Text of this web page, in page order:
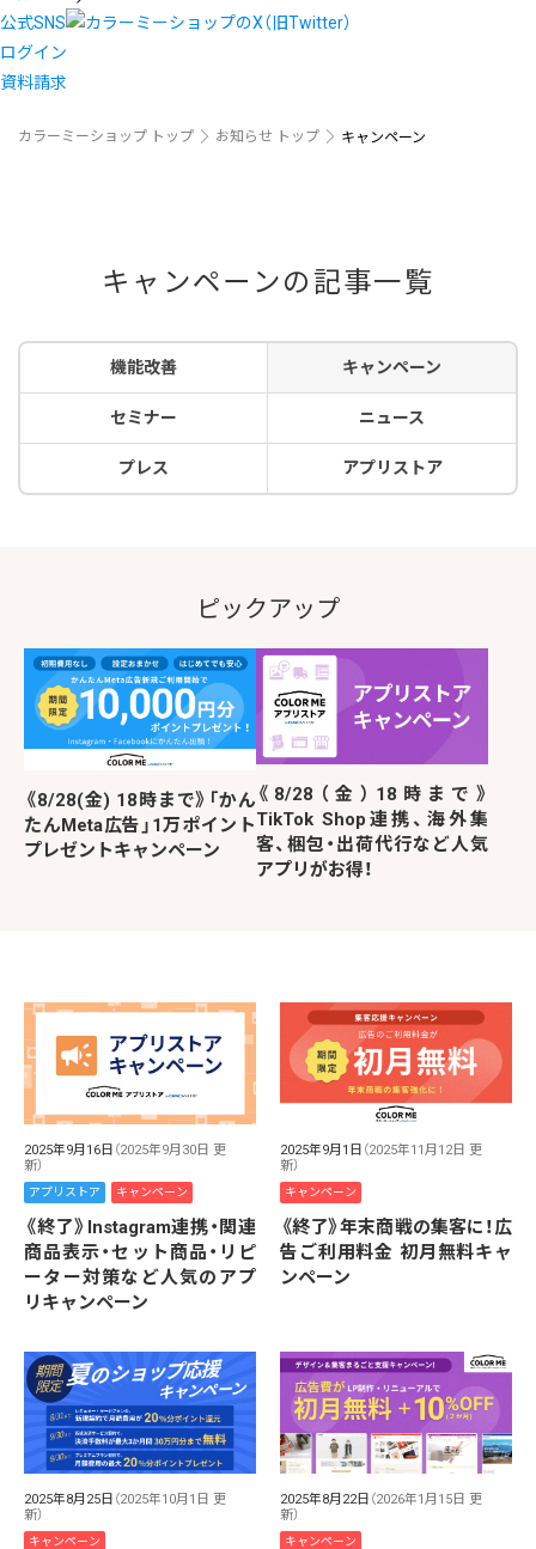
公式SNS
ログイン
資料請求
カラーミーショップ トップ お知らせ トップ キャンペーン
キャンペーンの記事一覧
機能改善 キャンペーン
セミナー ニュース
プレス アプリストア
ピックアップ
《8/28(金) 18時まで》「かん
たんMeta広告」1万ポイント
プレゼントキャンペーン
《8/28（金）18時まで》
TikTok Shop連携、海外集
客、梱包・出荷代行など人気
アプリがお得！
2025年9月16日 （2025年9月30日 更
新）
アプリストア キャンペーン
《終了》Instagram連携・関連
商品表示・セット商品・リピ
ーター対策など人気のアプ
リキャンペーン
2025年9月1日 （2025年11月12日 更
新）
キャンペーン
《終了》年末商戦の集客に！広
告ご利用料金 初月無料キャ
ンペーン
2025年8月25日 （2025年10月1日 更
新）
キャンペーン
2025年8月22日 （2026年1月15日 更
新）
キャンペーン